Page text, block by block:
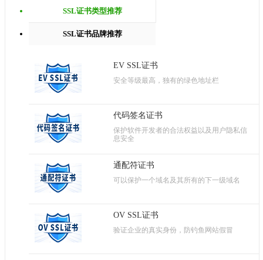
SSL证书类型推荐
SSL证书品牌推荐
EV SSL证书
安全等级最高，独有的绿色地址栏
代码签名证书
保护软件开发者的合法权益以及用户隐私信
息安全
通配符证书
可以保护一个域名及其所有的下一级域名
OV SSL证书
验证企业的真实身份，防钓鱼网站假冒